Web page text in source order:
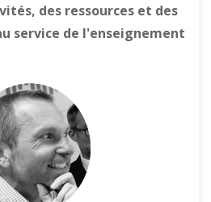
des ressources et des
service de l'enseignement